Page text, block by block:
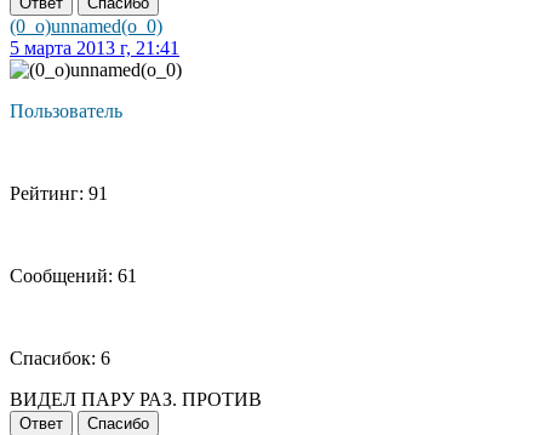
(0_o)unnamed(o_0)
5 марта 2013 г, 21:41
Пользователь
Рейтинг: 91
Сообщений: 61
Спасибок: 6
ВИДЕЛ ПАРУ РАЗ. ПРОТИВ
Ответ Спасибо